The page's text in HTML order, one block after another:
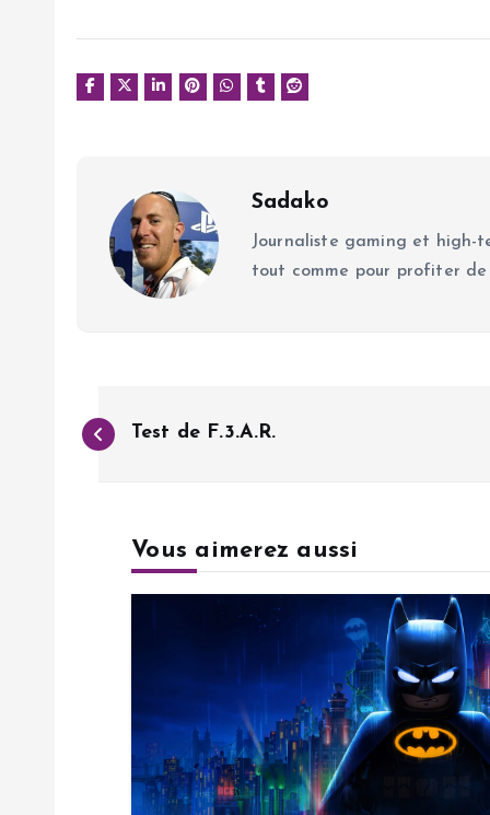
Sadako
Journaliste gaming et high-
tout comme pour profiter
N
Test de F.3.A.R.
Vous aimerez aussi